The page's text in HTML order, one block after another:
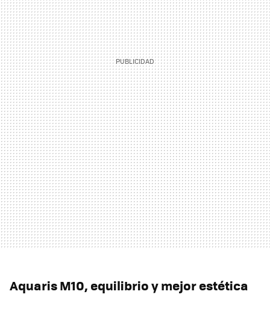
Aquaris M10, equilibrio y mejor estética